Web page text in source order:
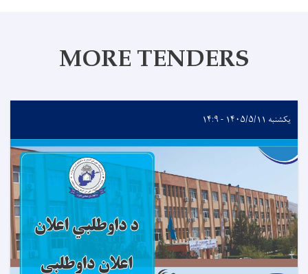
MORE TENDERS
یکشنبه ۱۴۰۵/۵/۱۱ - ۱۴:۹